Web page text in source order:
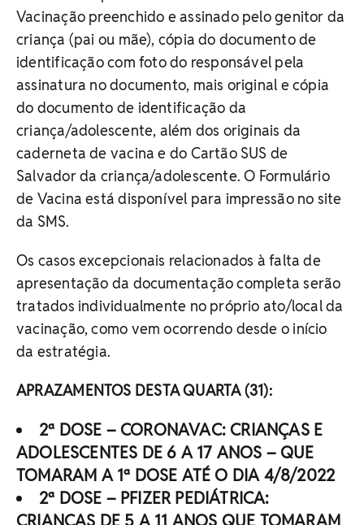
Vacinação preenchido e assinado pelo genitor da
criança (pai ou mãe), cópia do documento de
identificação com foto do responsável pela
assinatura no documento, mais original e cópia
do documento de identificação da
criança/adolescente, além dos originais da
caderneta de vacina e do Cartão SUS de
Salvador da criança/adolescente. O Formulário
de Vacina está disponível para impressão no site
da SMS.
Os casos excepcionais relacionados à falta de
apresentação da documentação completa serão
tratados individualmente no próprio ato/local da
vacinação, como vem ocorrendo desde o início
da estratégia.
APRAZAMENTOS DESTA QUARTA (31):
2ª DOSE – CORONAVAC: CRIANÇAS E
ADOLESCENTES DE 6 A 17 ANOS – QUE
TOMARAM A 1ª DOSE ATÉ O DIA 4/8/2022
2ª DOSE – PFIZER PEDIÁTRICA: